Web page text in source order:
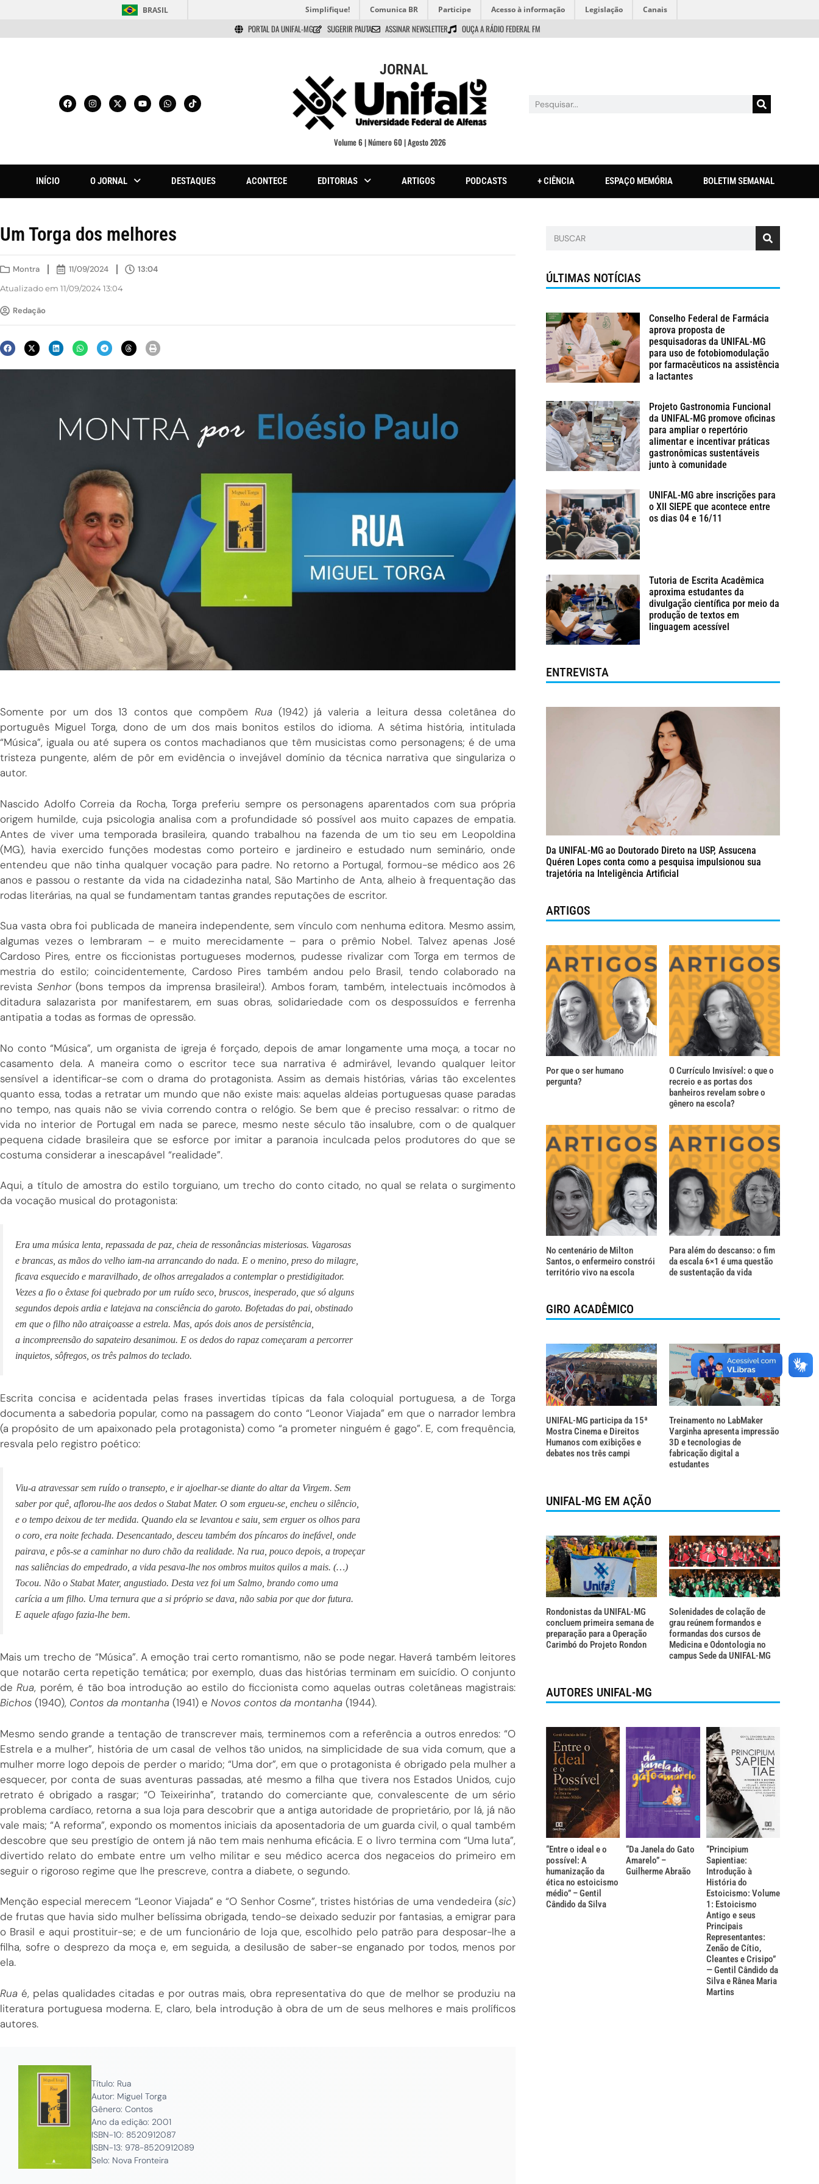
BRASIL Simplifique! Comunica BR Participe Acesso à informação Legislação Canais
PORTAL DA UNIFAL-MG SUGERIR PAUTA ASSINAR NEWSLETTER OUÇA A RÁDIO FEDERAL FM
JORNAL
Volume 6 | Número 60 | Agosto 2026
INÍCIO O JORNAL DESTAQUES ACONTECE EDITORIAS ARTIGOS PODCASTS + CIÊNCIA ESPAÇO MEMÓRIA BOLETIM SEMANAL
Um Torga dos melhores
Montra 11/09/2024 13:04
Atualizado em 11/09/2024 13:04
Redação
Somente por um dos 13 contos que compõem Rua (1942) já valeria a leitura dessa coletânea do
português Miguel Torga, dono de um dos mais bonitos estilos do idioma. A sétima história, intitulada
“Música”, iguala ou até supera os contos machadianos que têm musicistas como personagens; é de uma
tristeza pungente, além de pôr em evidência o invejável domínio da técnica narrativa que singulariza o
autor.
Nascido Adolfo Correia da Rocha, Torga preferiu sempre os personagens aparentados com sua própria
origem humilde, cuja psicologia analisa com a profundidade só possível aos muito capazes de empatia.
Antes de viver uma temporada brasileira, quando trabalhou na fazenda de um tio seu em Leopoldina
(MG), havia exercido funções modestas como porteiro e jardineiro e estudado num seminário, onde
entendeu que não tinha qualquer vocação para padre. No retorno a Portugal, formou-se médico aos 26
anos e passou o restante da vida na cidadezinha natal, São Martinho de Anta, alheio à frequentação das
rodas literárias, na qual se fundamentam tantas grandes reputações de escritor.
Sua vasta obra foi publicada de maneira independente, sem vínculo com nenhuma editora. Mesmo assim,
algumas vezes o lembraram – e muito merecidamente – para o prêmio Nobel. Talvez apenas José
Cardoso Pires, entre os ficcionistas portugueses modernos, pudesse rivalizar com Torga em termos de
mestria do estilo; coincidentemente, Cardoso Pires também andou pelo Brasil, tendo colaborado na
revista Senhor(bons tempos da imprensa brasileira!). Ambos foram, também, intelectuais incômodos à
ditadura salazarista por manifestarem, em suas obras, solidariedade com os despossuídos e ferrenha
antipatia a todas as formas de opressão.
No conto “Música”, um organista de igreja é forçado, depois de amar longamente uma moça, a tocar no
casamento dela. A maneira como o escritor tece sua narrativa é admirável, levando qualquer leitor
sensível a identificar-se com o drama do protagonista. Assim as demais histórias, várias tão excelentes
quanto essa, todas a retratar um mundo que não existe mais: aquelas aldeias portuguesas quase paradas
no tempo, nas quais não se vivia correndo contra o relógio. Se bem que é preciso ressalvar: o ritmo de
vida no interior de Portugal em nada se parece, mesmo neste século tão insalubre, com o de qualquer
pequena cidade brasileira que se esforce por imitar a paranoia inculcada pelos produtores do que se
costuma considerar a inescapável “realidade”.
Aqui, a título de amostra do estilo torguiano, um trecho do conto citado, no qual se relata o surgimento
da vocação musical do protagonista:
Era uma música lenta, repassada de paz, cheia de ressonâncias misteriosas. Vagarosas
e brancas, as mãos do velho iam-na arrancando do nada. E o menino, preso do milagre,
ficava esquecido e maravilhado, de olhos arregalados a contemplar o prestidigitador.
Vezes a fio o êxtase foi quebrado por um ruído seco, bruscos, inesperado, que só alguns
segundos depois ardia e latejava na consciência do garoto. Bofetadas do pai, obstinado
em que o filho não atraiçoasse a estrela. Mas, após dois anos de persistência,
a incompreensão do sapateiro desanimou. E os dedos do rapaz começaram a percorrer
inquietos, sôfregos, os três palmos do teclado.
Escrita concisa e acidentada pelas frases invertidas típicas da fala coloquial portuguesa, a de Torga
documenta a sabedoria popular, como na passagem do conto “Leonor Viajada” em que o narrador lembra
(a propósito de um apaixonado pela protagonista) como “a prometer ninguém é gago”. E, com frequência,
resvala pelo registro poético:
Viu-a atravessar sem ruído o transepto, e ir ajoelhar-se diante do altar da Virgem. Sem
saber por quê, aflorou-lhe aos dedos o Stabat Mater. O som ergueu-se, encheu o silêncio,
e o tempo deixou de ter medida. Quando ela se levantou e saiu, sem erguer os olhos para
o coro, era noite fechada. Desencantado, desceu também dos píncaros do inefável, onde
pairava, e pôs-se a caminhar no duro chão da realidade. Na rua, pouco depois, a tropeçar
nas saliências do empedrado, a vida pesava-lhe nos ombros muitos quilos a mais. (…)
Tocou. Não o Stabat Mater, angustiado. Desta vez foi um Salmo, brando como uma
carícia a um filho. Uma ternura que a si próprio se dava, não sabia por que dor futura.
E aquele afago fazia-lhe bem.
Mais um trecho de “Música”. A emoção trai certo romantismo, não se pode negar. Haverá também leitores
que notarão certa repetição temática; por exemplo, duas das histórias terminam em suicídio. O conjunto
deRua, porém, é tão boa introdução ao estilo do ficcionista como aquelas outras coletâneas magistrais:
Bichos (1940), Contos da montanha (1941) e Novos contos da montanha (1944).
Mesmo sendo grande a tentação de transcrever mais, terminemos com a referência a outros enredos: “O
Estrela e a mulher”, história de um casal de velhos tão unidos, na simplicidade de sua vida comum, que a
mulher morre logo depois de perder o marido; “Uma dor”, em que o protagonista é obrigado pela mulher a
esquecer, por conta de suas aventuras passadas, até mesmo a filha que tivera nos Estados Unidos, cujo
retrato é obrigado a rasgar; “O Teixeirinha”, tratando do comerciante que, convalescente de um sério
problema cardíaco, retorna a sua loja para descobrir que a antiga autoridade de proprietário, por lá, já não
vale mais; “A reforma”, expondo os momentos iniciais da aposentadoria de um guarda civil, o qual também
descobre que seu prestígio de ontem já não tem mais nenhuma eficácia. E o livro termina com “Uma luta”,
divertido relato do embate entre um velho militar e seu médico acerca dos negaceios do primeiro em
seguir o rigoroso regime que lhe prescreve, contra a diabete, o segundo.
Menção especial merecem “Leonor Viajada” e “O Senhor Cosme”, tristes histórias de uma vendedeira (sic)
de frutas que havia sido mulher belíssima obrigada, tendo-se deixado seduzir por fantasias, a emigrar para
o Brasil e aqui prostituir-se; e de um funcionário de loja que, escolhido pelo patrão para desposar-lhe a
filha, sofre o desprezo da moça e, em seguida, a desilusão de saber-se enganado por todos, menos por
ela.
Rua é, pelas qualidades citadas e por outras mais, obra representativa do que de melhor se produziu na
literatura portuguesa moderna. E, claro, bela introdução à obra de um de seus melhores e mais prolíficos
autores.
Título: Rua
Autor: Miguel Torga
Gênero: Contos
Ano da edição: 2001
ISBN-10: ‎8520912087
ISBN-13: ‎978-8520912089
Selo: Nova Fronteira
ÚLTIMAS NOTÍCIAS
Conselho Federal de Farmácia
aprova proposta de
pesquisadoras da UNIFAL-MG
para uso de fotobiomodulação
por farmacêuticos na assistência
a lactantes
Projeto Gastronomia Funcional
da UNIFAL-MG promove oficinas
para ampliar o repertório
alimentar e incentivar práticas
gastronômicas sustentáveis
junto à comunidade
UNIFAL-MG abre inscrições para
o XII SIEPE que acontece entre
os dias 04 e 16/11
Tutoria de Escrita Acadêmica
aproxima estudantes da
divulgação científica por meio da
produção de textos em
linguagem acessível
ENTREVISTA
Da UNIFAL-MG ao Doutorado Direto na USP, Assucena
Quéren Lopes conta como a pesquisa impulsionou sua
trajetória na Inteligência Artificial
ARTIGOS
Por que o ser humano
pergunta?
O Currículo Invisível: o que o
recreio e as portas dos
banheiros revelam sobre o
gênero na escola?
No centenário de Milton
Santos, o enfermeiro constrói
território vivo na escola
Para além do descanso: o fim
da escala 6×1 é uma questão
de sustentação da vida
GIRO ACADÊMICO
UNIFAL-MG participa da 15ª
Mostra Cinema e Direitos
Humanos com exibições e
debates nos três campi
Treinamento no LabMaker
Varginha apresenta impressão
3D e tecnologias de
fabricação digital a
estudantes
UNIFAL-MG EM AÇÃO
Rondonistas da UNIFAL-MG
concluem primeira semana de
preparação para a Operação
Carimbó do Projeto Rondon
Solenidades de colação de
grau reúnem formandos e
formandas dos cursos de
Medicina e Odontologia no
campus Sede da UNIFAL-MG
AUTORES UNIFAL-MG
“Entre o ideal e o
possível: A
humanização da
ética no estoicismo
médio” – Gentil
Cândido da Silva
“Da Janela do Gato
Amarelo” –
Guilherme Abraão
“Principium
Sapientiae:
Introdução à
História do
Estoicismo: Volume
1: Estoicismo
Antigo e seus
Principais
Representantes:
Zenão de Cítio,
Cleantes e Crisipo”
— Gentil Cândido da
Silva e Rânea Maria
Martins